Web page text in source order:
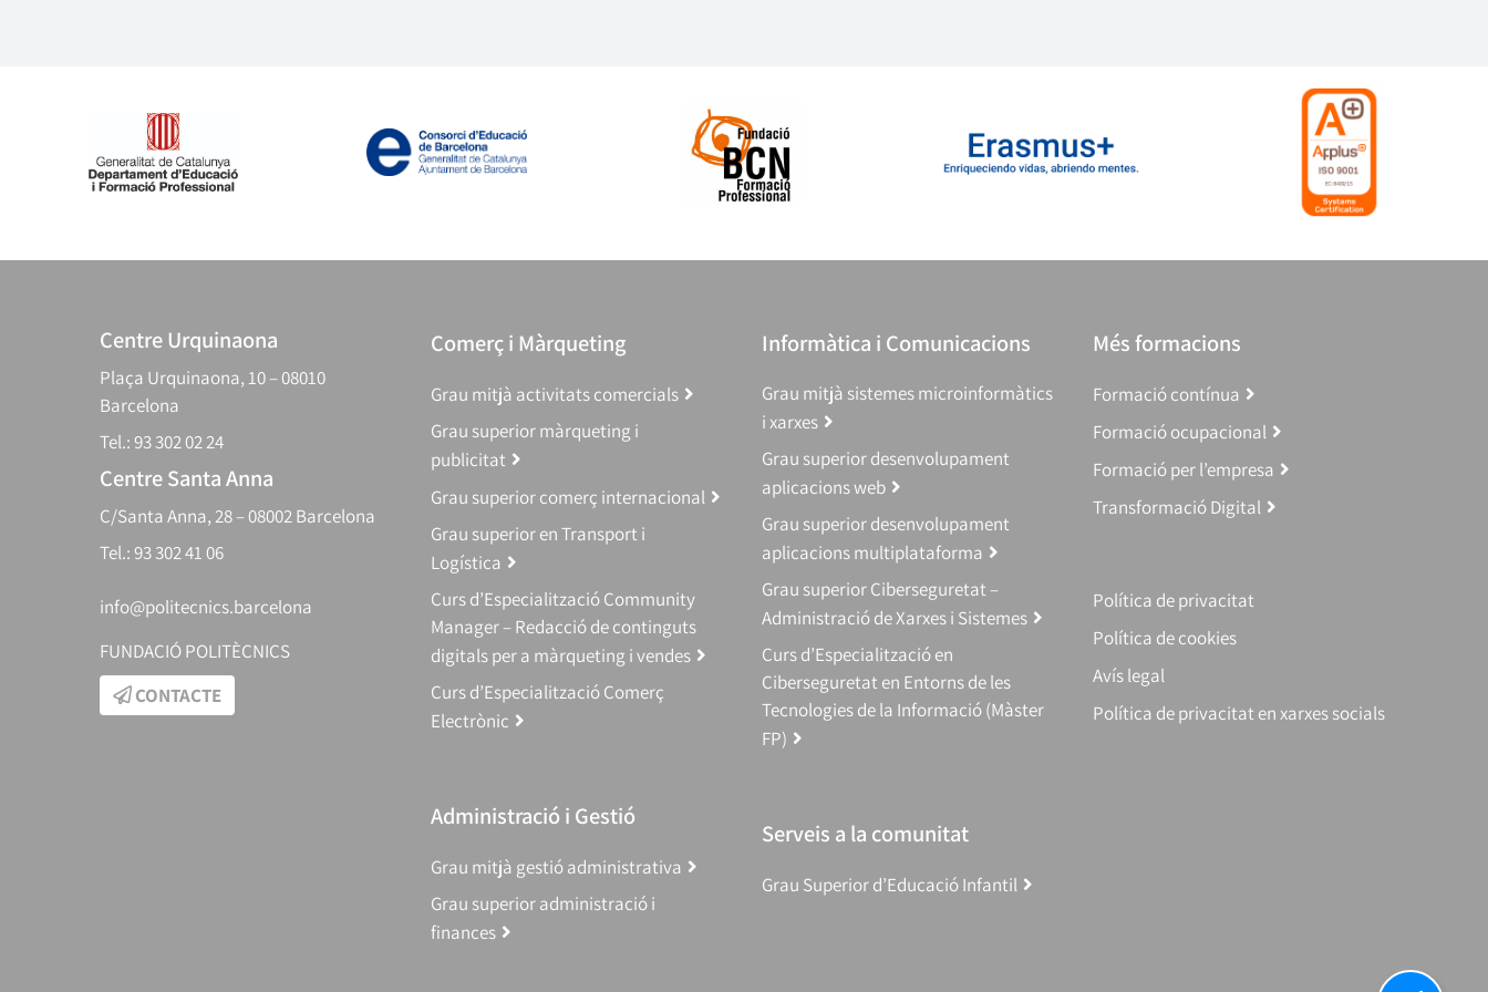
Centre Urquinaona
Plaça Urquinaona, 10 – 08010
Barcelona
Tel.: 93 302 02 24
Centre Santa Anna
C/Santa Anna, 28 – 08002 Barcelona
Tel.: 93 302 41 06
info@politecnics.barcelona
FUNDACIÓ POLITÈCNICS
CONTACTE
Comerç i Màrqueting
Grau mitjà activitats comercials
Grau superior màrqueting i
publicitat
Grau superior comerç internacional
Grau superior en Transport i
Logística
Curs d’Especialització Community
Manager – Redacció de continguts
digitals per a màrqueting i vendes
Curs d’Especialització Comerç
Electrònic
Administració i Gestió
Grau mitjà gestió administrativa
Grau superior administració i
finances
Informàtica i Comunicacions
Grau mitjà sistemes microinformàtics
i xarxes
Grau superior desenvolupament
aplicacions web
Grau superior desenvolupament
aplicacions multiplataforma
Grau superior Ciberseguretat –
Administració de Xarxes i Sistemes
Curs d’Especialització en
Ciberseguretat en Entorns de les
Tecnologies de la Informació (Màster
FP)
Serveis a la comunitat
Grau Superior d’Educació Infantil
Més formacions
Formació contínua
Formació ocupacional
Formació per l’empresa
Transformació Digital
Política de privacitat
Política de cookies
Avís legal
Política de privacitat en xarxes socials